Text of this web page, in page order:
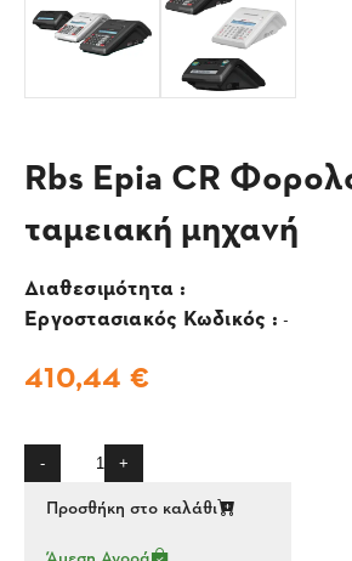
Rbs Epia CR
ταμειακή μηχανή
Διαθεσιμότητα :
Εργοστασιακός Κωδικός : -
410,44 €
- +
Προσθήκη στο καλάθι